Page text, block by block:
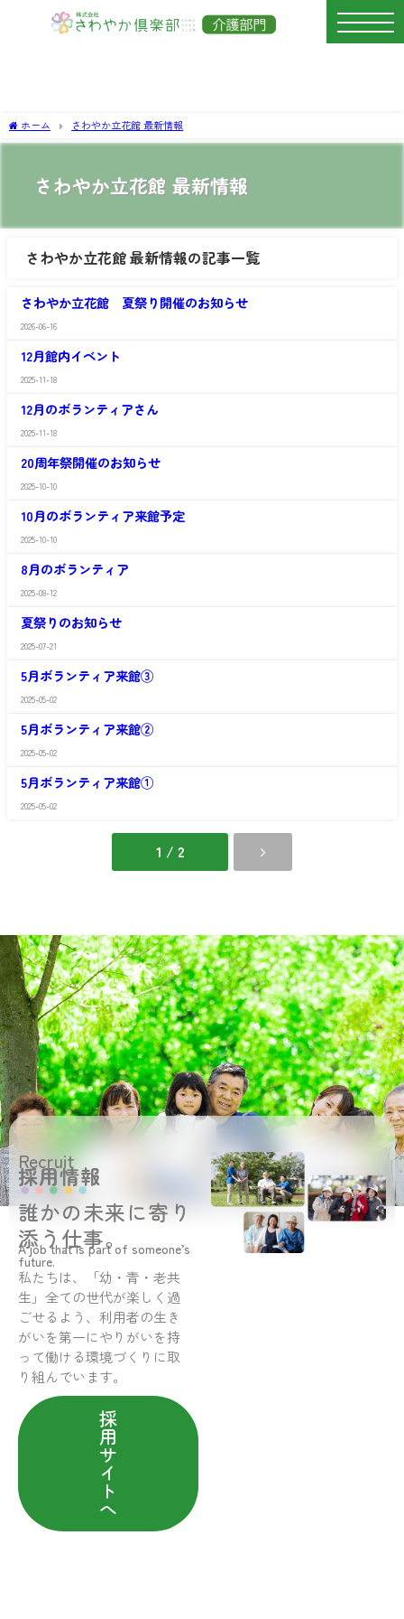
ホーム さわやか立花館 最新情報
さわやか立花館 最新情報
さわやか立花館 最新情報の記事一覧
わ
や
か
花
館
最
情
報
さわやか立花館 夏祭り開催のお知らせ
2026-06-16
わ
や
か
花
館
最
情
報
12月館内イベント
2025-11-18
わ
や
か
花
館
最
情
報
12月のボランティアさん
2025-11-18
わ
や
か
花
館
最
情
報
20周年祭開催のお知らせ
2025-10-10
わ
や
か
花
館
最
情
報
10月のボランティア来館予定
2025-10-10
わ
や
か
花
館
最
情
報
8月のボランティア
2025-08-12
わ
や
か
花
館
最
情
報
夏祭りのお知らせ
2025-07-21
わ
や
か
花
館
最
情
報
5月ボランティア来館③
2025-05-02
わ
や
か
花
館
最
5月ボランティア来館②
2025-05-02
わ
や
か
5月ボランティア来館①
2025-05-02
1 / 2
Recruit
採用情報
誰かの未来に寄り
添う仕事。
A job that is part of someone’s
future.
私たちは、「幼・青・老共
生」全ての世代が楽しく過
ごせるよう、利用者の生き
がいを第一にやりがいを持
って働ける環境づくりに取
り組んでいます。
採
用
サ
イ
ト
へ